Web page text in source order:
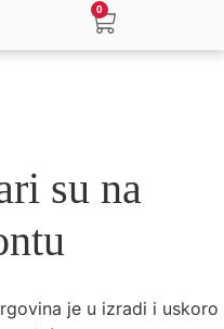
0
su na
je u izradi i uskoro